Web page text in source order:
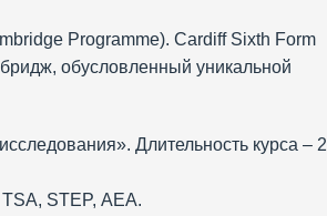
Programme). Cardiff Sixth Form
обусловленный уникальной
Длительность курса – 2
TSA, STEP, АЕА.